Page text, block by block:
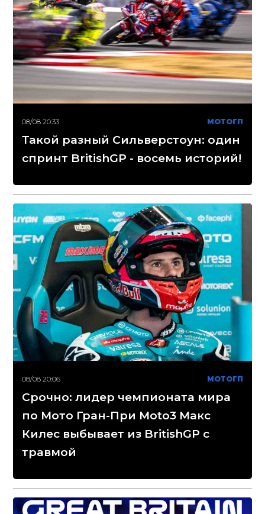
08/08 20:33 МОТОГП
Такой разный Сильверстоун: один
спринт BritishGP - восемь историй!
08/08 20:06 МОТОГП
Срочно: лидер чемпионата мира
по Мото Гран-При Moto3 Макс
Килес выбывает из BritishGP с
травмой